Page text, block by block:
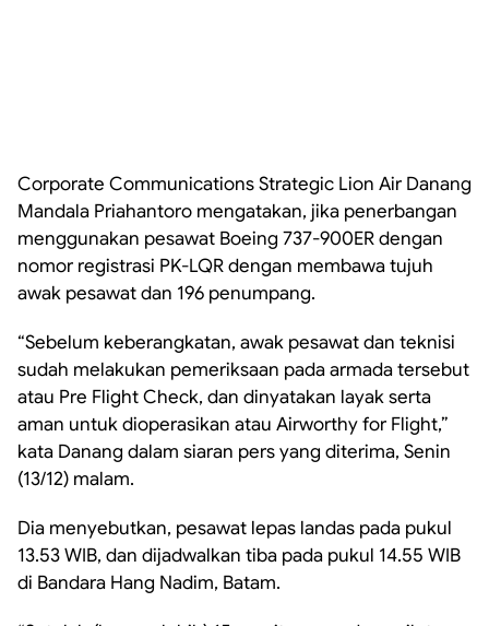
Corporate Communications Strategic Lion Air Danang
Mandala Priahantoro mengatakan, jika penerbangan
menggunakan pesawat Boeing 737-900ER dengan
nomor registrasi PK-LQR dengan membawa tujuh
awak pesawat dan 196 penumpang.
“Sebelum keberangkatan, awak pesawat dan teknisi
sudah melakukan pemeriksaan pada armada tersebut
atau Pre Flight Check, dan dinyatakan layak serta
aman untuk dioperasikan atau Airworthy for Flight,”
kata Danang dalam siaran pers yang diterima, Senin
(13/12) malam.
Dia menyebutkan, pesawat lepas landas pada pukul
13.53 WIB, dan dijadwalkan tiba pada pukul 14.55 WIB
di Bandara Hang Nadim, Batam.